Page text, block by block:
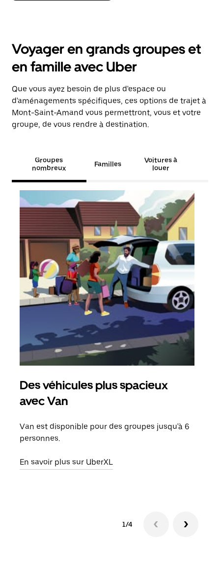
Voyager en grands groupes et
en famille avec Uber
Que vous ayez besoin de plus d'espace ou
d'aménagements spécifiques, ces options de trajet à
Mont-Saint-Amand vous permettront, vous et votre
groupe, de vous rendre à destination.
Groupes
nombreux
Familles
Voitures à
louer
Des véhicules plus spacieux
avec Van
Van est disponible pour des groupes jusqu'à 6
personnes.
En savoir plus sur UberXL
1/4